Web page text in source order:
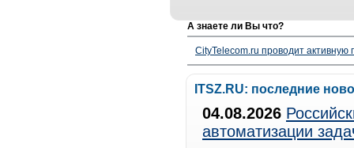
А знаете ли Вы что?
CityTelecom.ru проводит активную
ITSZ.RU: последние
04.08.2026
автоматизации